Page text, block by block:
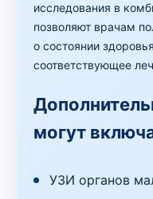
исследования в
позволяют врачам
о состоянии
соответствующее
могут
УЗИ органов